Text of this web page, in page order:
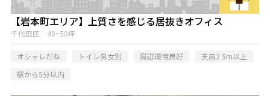
【岩本町エリア】上質さを感じる居抜きオフィス
千代田区 40~50坪
オシャレだね トイレ男女別 周辺環境良好
天高2.5m以上
駅から5分以内